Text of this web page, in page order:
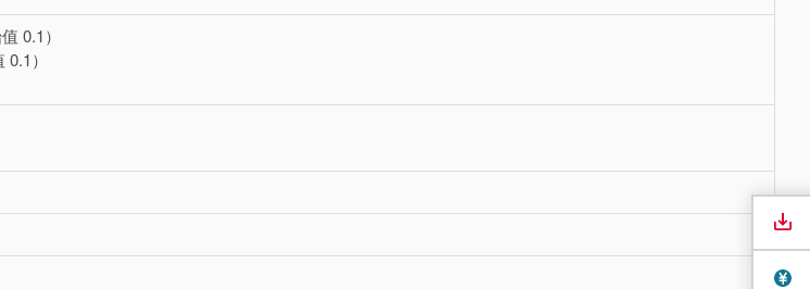
值 0.1）
）